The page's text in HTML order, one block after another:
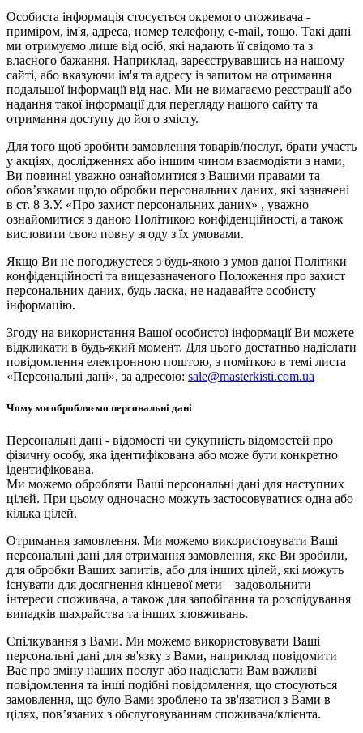
Особиста інформація стосується окремого споживача -
приміром, ім'я, адреса, номер телефону, e-mail, тощо. Такі дані
ми отримуємо лише від осіб, які надають її свідомо та з
власного бажання. Наприклад, зареєструвавшись на нашому
сайті, або вказуючи ім'я та адресу із запитом на отримання
подальшої інформації від нас. Ми не вимагаємо реєстрації або
надання такої інформації для перегляду нашого сайту та
отримання доступу до його змісту.
Для того щоб зробити замовлення товарів/послуг, брати участь
у акціях, дослідженнях або іншим чином взаємодіяти з нами,
Ви повинні уважно ознайомитися з Вашими правами та
обов’язками щодо обробки персональних даних, які зазначені
в ст. 8 З.У. «Про захист персональних даних» , уважно
ознайомитися з даною Політикою конфіденційності, а також
висловити свою повну згоду з їх умовами.
Якщо Ви не погоджуєтеся з будь-якою з умов даної Політики
конфіденційності та вищезазначеного Положення про захист
персональних даних, будь ласка, не надавайте особисту
інформацію.
Згоду на використання Вашої особистої інформації Ви можете
відкликати в будь-який момент. Для цього достатньо надіслати
повідомлення електронною поштою, з поміткою в темі листа
«Персональні дані», за адресою: sale@masterkisti.com.ua
Чому ми обробляємо персональні дані
Персональні дані - відомості чи сукупність відомостей про
фізичну особу, яка ідентифікована або може бути конкретно
ідентифікована.
Ми можемо обробляти Ваші персональні дані для наступних
цілей. При цьому одночасно можуть застосовуватися одна або
кілька цілей.
Отримання замовлення. Ми можемо використовувати Ваші
персональні дані для отримання замовлення, яке Ви зробили,
для обробки Ваших запитів, або для інших цілей, які можуть
існувати для досягнення кінцевої мети – задовольнити
інтереси споживача, а також для запобігання та розслідування
випадків шахрайства та інших зловживань.
Спілкування з Вами. Ми можемо використовувати Ваші
персональні дані для зв'язку з Вами, наприклад повідомити
Вас про зміну наших послуг або надіслати Вам важливі
повідомлення та інші подібні повідомлення, що стосуються
замовлення, що було Вами зроблено та зв'язатися з Вами в
цілях, пов’язаних з обслуговуванням споживача/клієнта.